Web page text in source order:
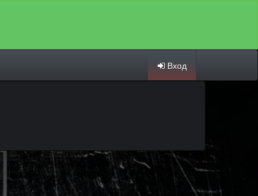
Вход